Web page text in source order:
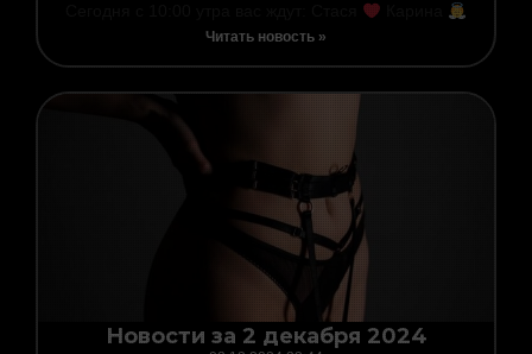
Читать новость »
Новости за 2 декабря 2024